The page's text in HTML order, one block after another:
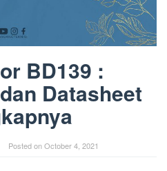
BD139 :
Datasheet
Posted onOctober 4, 2021